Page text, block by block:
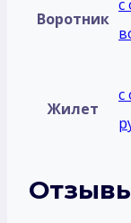
Воротник
с
Жилет
с